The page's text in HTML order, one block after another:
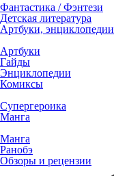
Фантастика / Фэнтези
Детская литература
Артбуки, энциклопедии
Артбуки
Гайды
Энциклопедии
Комиксы
Супергероика
Манга
Манга
Ранобэ
Обзоры и рецензии